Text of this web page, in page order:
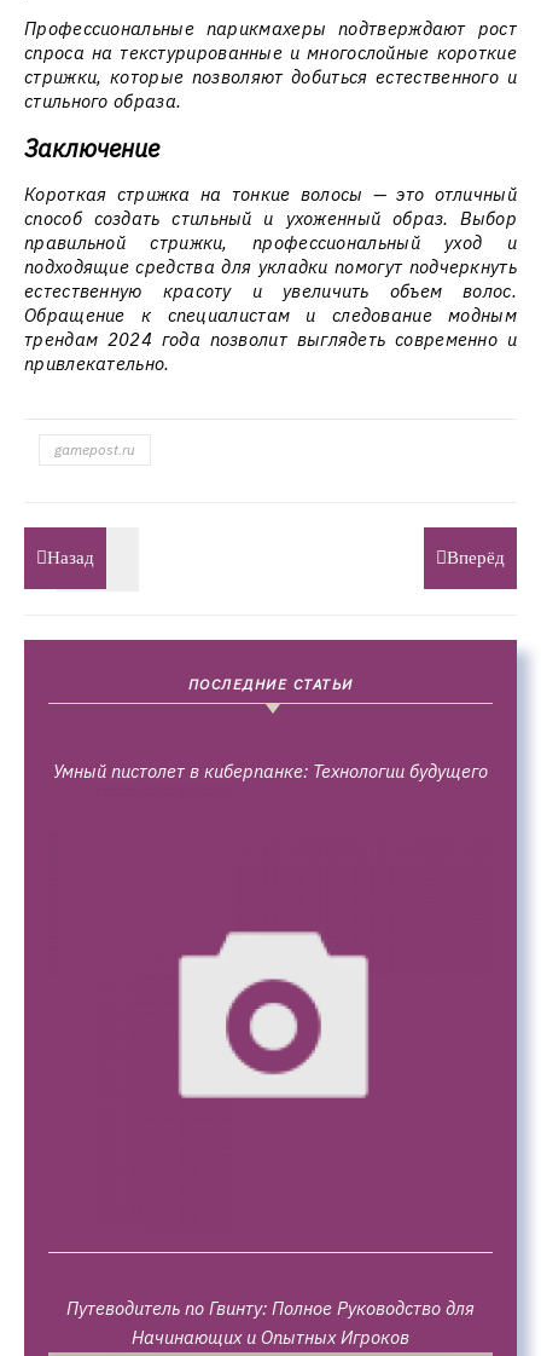
Профессиональные парикмахеры подтверждают рост
спроса на текстурированные и многослойные короткие
стрижки, которые позволяют добиться естественного и
стильного образа.
Заключение
Короткая стрижка на тонкие волосы — это отличный
способ создать стильный и ухоженный образ. Выбор
правильной стрижки, профессиональный уход и
подходящие средства для укладки помогут подчеркнуть
естественную красоту и увеличить объем волос.
Обращение к специалистам и следование модным
трендам 2024 года позволит выглядеть современно и
привлекательно.
gamepost.ru
Назад Вперёд
ПОСЛЕДНИЕ СТАТЬИ
Умный пистолет в киберпанке: Технологии будущего
Путеводитель по Гвинту: Полное Руководство для
Начинающих и Опытных Игроков